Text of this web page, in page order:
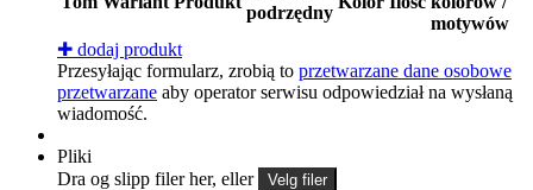
podrzędny
motywów
✚ dodaj produkt
Przesyłając formularz, zrobią to przetwarzane dane osobowe
przetwarzane aby operator serwisu odpowiedział na wysłaną
wiadomość.
Pliki
Dra og slipp filer her, eller
Velg filer